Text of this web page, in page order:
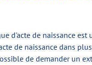
d'acte de naissance est
de naissance dans
de demander un